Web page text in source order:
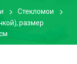
Стекломои
размер